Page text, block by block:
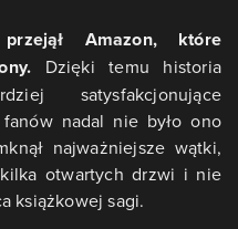
Amazon, które
Dzięki temu historia
satysfakcjonujące
nadal nie było ono
najważniejsze wątki,
otwartych drzwi i nie
książkowej sagi.